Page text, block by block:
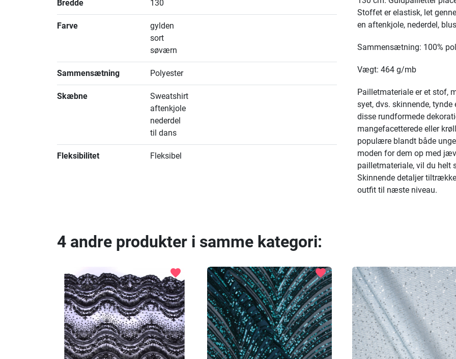
Bredde 130
Farve
gylden
sort
søværn
Sammensætning Polyester
Skæbne
Sweatshirt
aftenkjole
nederdel
til dans
Fleksibilitet Fleksibel
Stoffet er elastisk, let
en aftenkjole, nederdel,
Sammensætning: 100%
Vægt: 464 g/mb
Pailletmateriale er et stof,
syet, dvs. skinnende,
disse rundformede
mangefacetterede eller
populære blandt både
moden for dem op med
pailletmateriale, vil du helt
Skinnende detaljer
outfit til næste niveau.
4 andre produkter i samme kategori:
favorite favorite